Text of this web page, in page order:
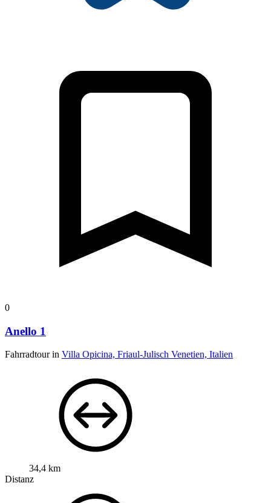
0
Anello 1
Fahrradtour in Villa Opicina, Friaul-Julisch Venetien, Italien
34,4 km
Distanz